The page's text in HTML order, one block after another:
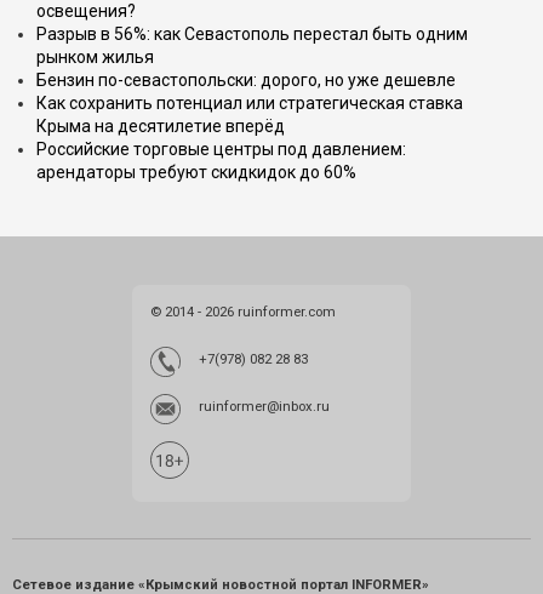
освещения?
Разрыв в 56%: как Севастополь перестал быть одним
рынком жилья
Бензин по-севастопольски: дорого, но уже дешевле
Как сохранить потенциал или стратегическая ставка
Крыма на десятилетие вперёд
Российские торговые центры под давлением:
арендаторы требуют скидкидок до 60%
© 2014 - 2026 ruinformer.com
+7(978) 082 28 83
ruinformer@inbox.ru
Сетевое издание «Крымский новостной портал INFORMER»